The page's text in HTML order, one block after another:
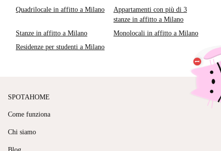
Quadrilocale in affitto a Milano
Appartamenti con più di 3
stanze in affitto a Milano
Stanze in affitto a Milano
Monolocali in affitto a Milano
Residenze per studenti a Milano
SPOTAHOME
Come funziona
Chi siamo